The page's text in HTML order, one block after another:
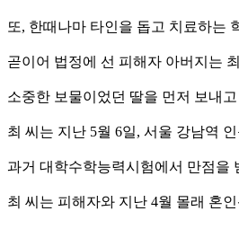
또, 한때나마 타인을 돕고 치료하는
곧이어 법정에 선 피해자 아버지는
소중한 보물이었던 딸을 먼저 보내
최 씨는 지난 5월 6일, 서울 강남역
과거 대학수학능력시험에서 만점을
최 씨는 피해자와 지난 4월 몰래 혼